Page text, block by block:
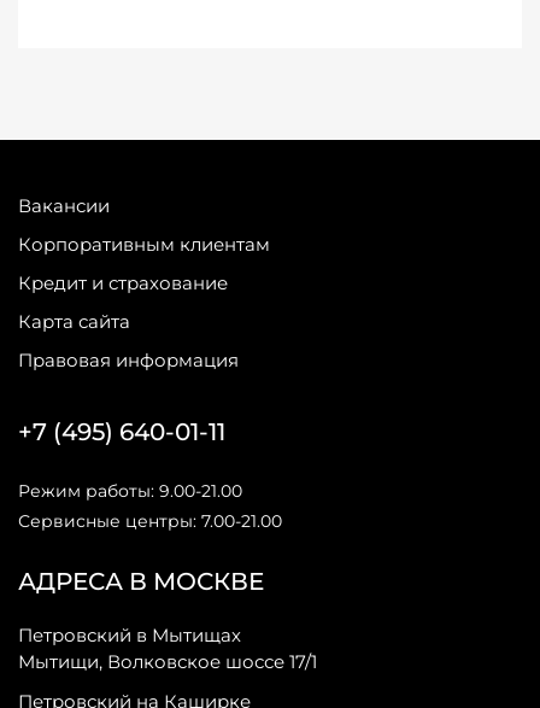
Вакансии
Корпоративным клиентам
Кредит и страхование
Карта сайта
Правовая информация
АДРЕСА В МОСКВЕ
Петровский в Мытищах
Мытищи, Волковское шоссе 17/1
Петровский на Каширке
+7 (495) 640-01-11
Режим работы: 9.00-21.00
Сервисные центры: 7.00-21.00